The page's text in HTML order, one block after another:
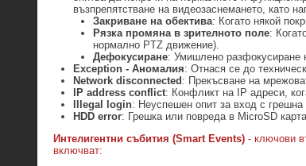
възпрепятстване на видеозаснемането, като
Закриване на обектива: Когато някой
Рязка промяна в зрителното поле:
нормално PTZ движение).
Дефокусиране: Умишлено разфокусиране
Exception - Аномалия: Отнася се до
Network disconnected : Прекъсване на
IP address conflict: Конфликт на IP адреси,
Illegal login: Неуспешен опит за вход с
HDD error: Грешка или повреда в MicroSD
Интелигентни събития (Smart Events) - ключови
включват: